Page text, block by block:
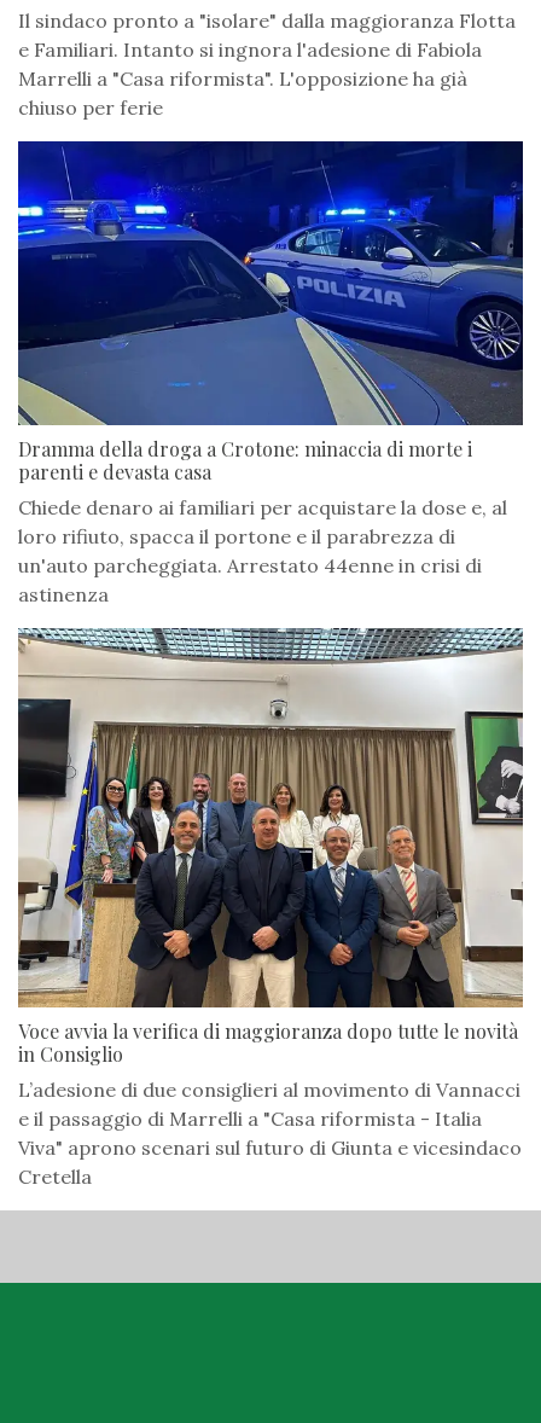
Il sindaco pronto a "isolare" dalla maggioranza Flotta
e Familiari. Intanto si ingnora l'adesione di Fabiola
Marrelli a "Casa riformista". L'opposizione ha già
chiuso per ferie
Dramma della droga a Crotone: minaccia di morte i
parenti e devasta casa
Chiede denaro ai familiari per acquistare la dose e, al
loro rifiuto, spacca il portone e il parabrezza di
un'auto parcheggiata. Arrestato 44enne in crisi di
astinenza
Voce avvia la verifica di maggioranza dopo tutte le novità
in Consiglio
L’adesione di due consiglieri al movimento di Vannacci
e il passaggio di Marrelli a "Casa riformista - Italia
Viva" aprono scenari sul futuro di Giunta e vicesindaco
Cretella